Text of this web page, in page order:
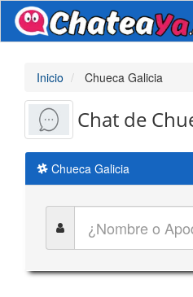
Inicio Chueca Galicia
Chat de
Chueca Galicia